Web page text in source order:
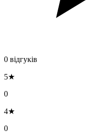
0 відгуків
5★
0
4★
0